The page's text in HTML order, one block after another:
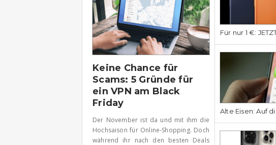
Keine Chance für
Scams: 5 Gründe für
ein VPN am Black
Friday
Der November ist da und mit ihm die
Hochsaison für Online-Shopping. Doch
während ihr nach den besten Deals
Für nur 1 €:
Alte Eisen: Auf